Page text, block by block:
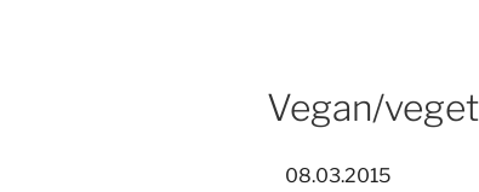
Vegan/
08.03.2015